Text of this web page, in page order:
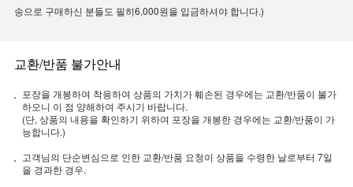
송으로 구매하신 분들도 필히6,000원을 입금하셔야 합니다.)
교환/반품 불가안내
포장을 개봉하여 착용하여 상품의 가치가 훼손된 경우에는 교환/반품이 불가
하오니 이 점 양해하여 주시기 바랍니다.
(단, 상품의 내용을 확인하기 위하여 포장을 개봉한 경우에는 교환/반품이 가
능합니다.)
고객님의 단순변심으로 인한 교환/반품 요청이 상품을 수령한 날로부터 7일
을 경과한 경우.